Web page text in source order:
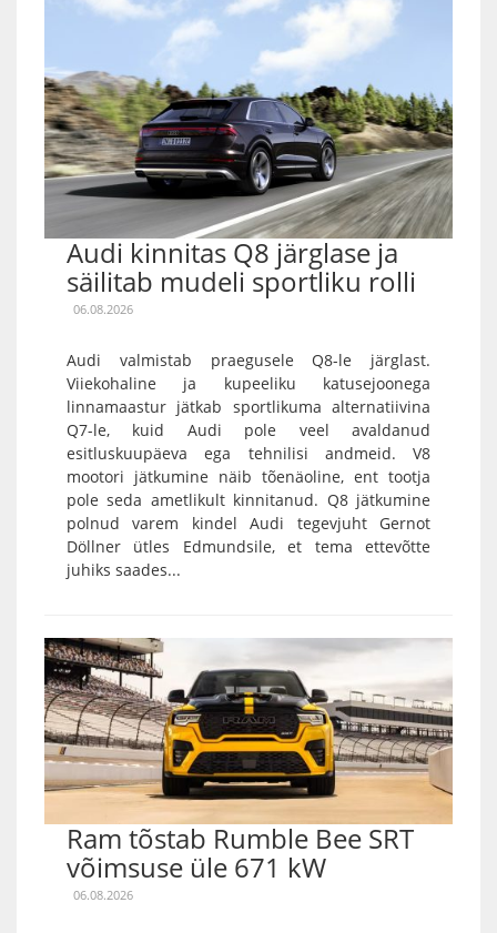
Audi kinnitas Q8 järglase ja
säilitab mudeli sportliku rolli
06.08.2026
Audi valmistab praegusele Q8-le järglast.
Viiekohaline ja kupeeliku katusejoonega
linnamaastur jätkab sportlikuma alternatiivina
Q7-le, kuid Audi pole veel avaldanud
esitluskuupäeva ega tehnilisi andmeid. V8
mootori jätkumine näib tõenäoline, ent tootja
pole seda ametlikult kinnitanud. Q8 jätkumine
polnud varem kindel Audi tegevjuht Gernot
Döllner ütles Edmundsile, et tema ettevõtte
juhiks saades...
Ram tõstab Rumble Bee SRT
võimsuse üle 671 kW
06.08.2026